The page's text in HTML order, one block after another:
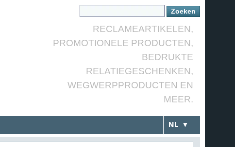
RECLAMEARTIKELEN,
PROMOTIONELE PRODUCTEN,
BEDRUKTE
RELATIEGESCHENKEN,
WEGWERPPRODUCTEN EN
MEER.
NL ▼